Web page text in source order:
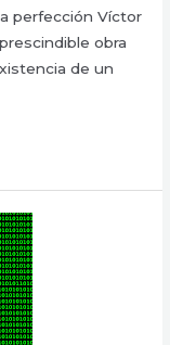
perfección Víctor
obra
de un